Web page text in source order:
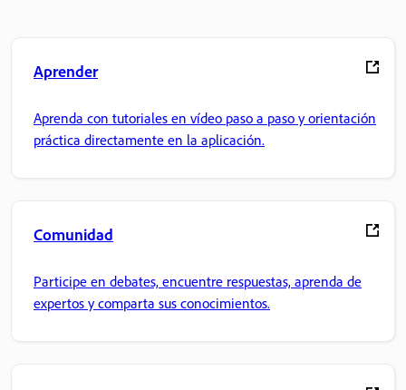
Aprender
Aprenda con tutoriales en vídeo paso a paso y orientación
práctica directamente en la aplicación.
Comunidad
Participe en debates, encuentre respuestas, aprenda de
expertos y comparta sus conocimientos.